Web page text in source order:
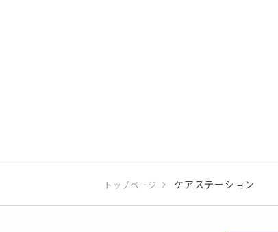
トップページ ケアステーション